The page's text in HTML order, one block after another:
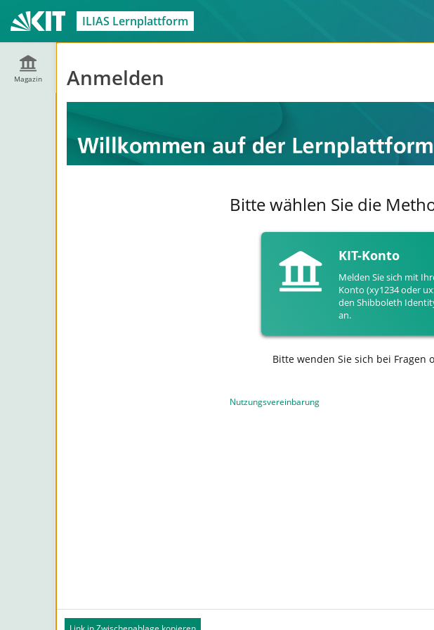
ILIAS Lernplattform
Magazin Anmelden
Bitte wählen Sie die
KIT-Konto
Melden Sie sich mit
Konto (xy1234 oder
den Shibboleth
an.
Bitte wenden Sie sich bei Fragen
Nutzungsvereinbarung